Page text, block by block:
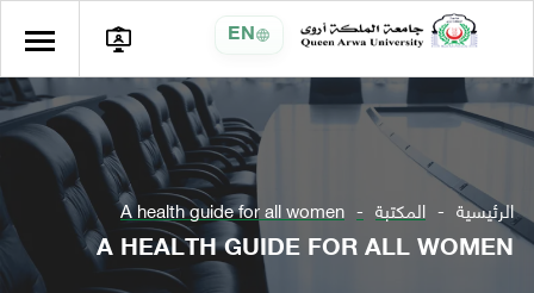
EN
الرئيسية المكتبة A health guide for all women
A HEALTH GUIDE FOR ALL WOMEN